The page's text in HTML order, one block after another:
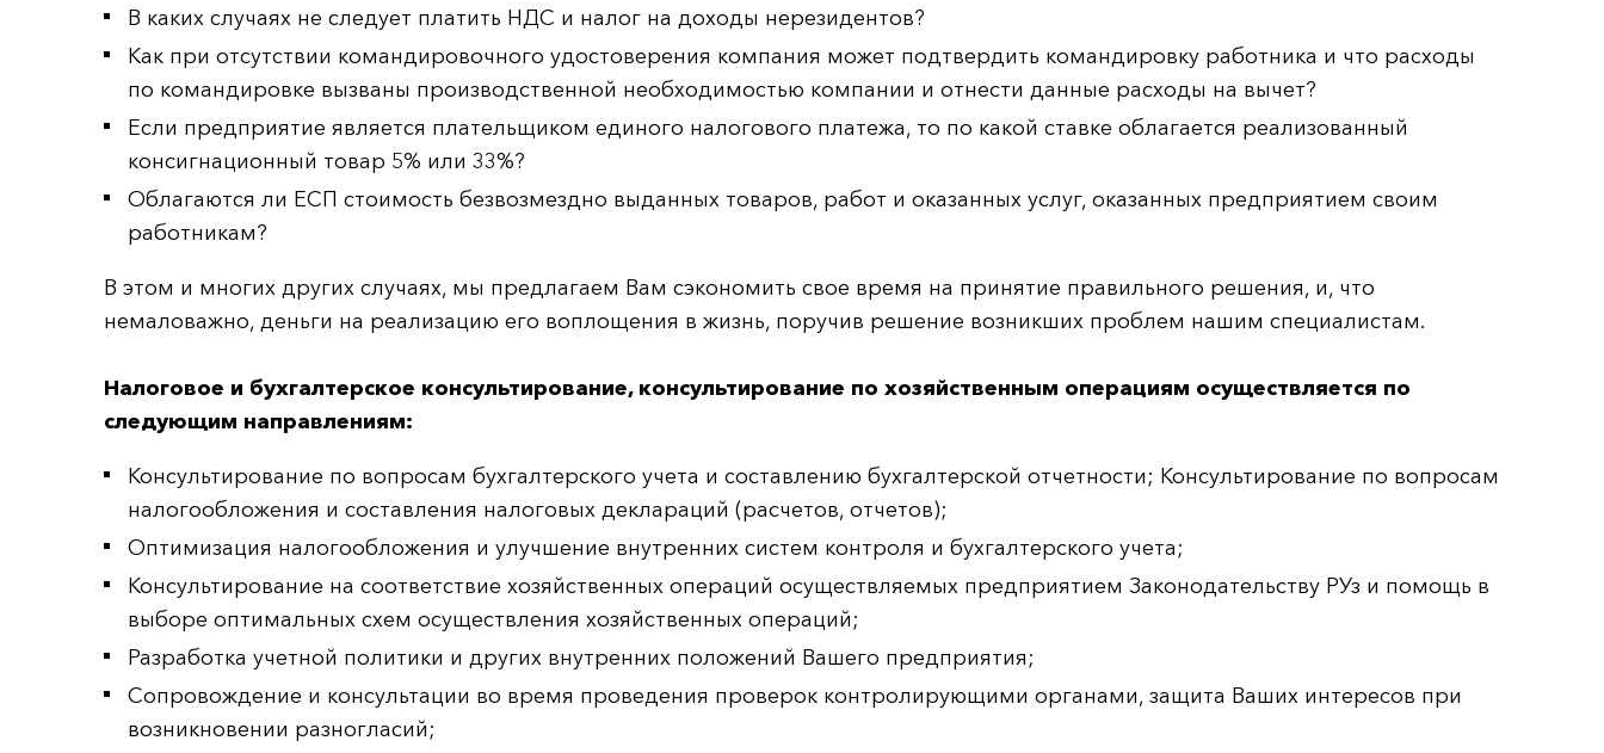
В каких случаях не следует платить НДС и налог на доходы нерезидентов?
Как при отсутствии командировочного удостоверения компания может подтвердить командировку работника и что расходы
по командировке вызваны производственной необходимостью компании и отнести данные расходы на вычет?
Если предприятие является плательщиком единого налогового платежа, то по какой ставке облагается реализованный
консигнационный товар 5% или 33%?
Облагаются ли ЕСП стоимость безвозмездно выданных товаров, работ и оказанных услуг, оказанных предприятием своим
работникам?
В этом и многих других случаях, мы предлагаем Вам сэкономить свое время на принятие правильного решения, и, что
немаловажно, деньги на реализацию его воплощения в жизнь, поручив решение возникших проблем нашим специалистам.
Налоговое и бухгалтерское консультирование, консультирование по хозяйственным операциям осуществляется по
следующим направлениям:
Консультирование по вопросам бухгалтерского учета и составлению бухгалтерской отчетности; Консультирование по вопросам
налогообложения и составления налоговых деклараций (расчетов, отчетов);
Оптимизация налогообложения и улучшение внутренних систем контроля и бухгалтерского учета;
Консультирование на соответствие хозяйственных операций осуществляемых предприятием Законодательству РУз и помощь в
выборе оптимальных схем осуществления хозяйственных операций;
Разработка учетной политики и других внутренних положений Вашего предприятия;
Сопровождение и консультации во время проведения проверок контролирующими органами, защита Ваших интересов при
возникновении разногласий;